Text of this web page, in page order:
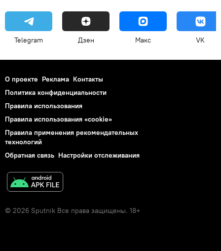
Telegram Дзен Макс VK
О проекте Реклама Контакты
Политика конфиденциальности
Правила использования
Правила использования «cookie»
Правила применения рекомендательных
технологий
Обратная связь Настройки отслеживания
© 2026 Sputnik Все права защищены. 18+